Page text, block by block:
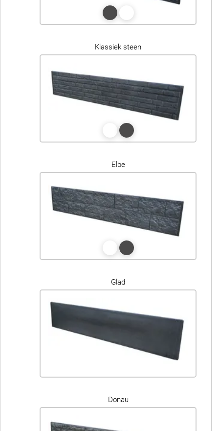
Klassiek steen
Elbe
Glad
Donau